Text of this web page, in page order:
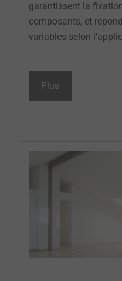
garantissent la
composants, et
variables selon
Plus